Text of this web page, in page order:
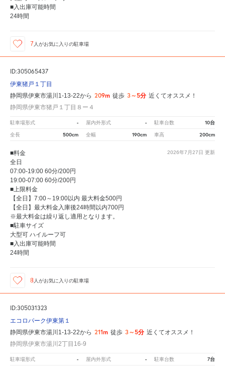
■入出庫可能時間
24時間
7 人がお気に入りの駐車場
ID:305065437
伊東猪戸１丁目
静岡県伊東市湯川1-13-22から 209m 徒歩 3～5分 近くてオススメ！
静岡県伊東市猪戸１丁目８ー４
駐車場形式 - 屋内外形式 - 駐車台数 10台
全長 500cm 全幅 190cm 車高 200cm
2026年7月27日 更新
■料金
全日
07:00-19:00 60分/200円
19:00-07:00 60分/200円
■上限料金
【全日】7:00～19:00以内 最大料金500円
【全日】最大料金入庫後24時間以内700円
※最大料金は繰り返し適用となります。
■駐車サイズ
大型可 ハイルーフ可
■入出庫可能時間
24時間
8 人がお気に入りの駐車場
ID:305031323
エコロパーク伊東第１
静岡県伊東市湯川1-13-22から 211m 徒歩 3～5分 近くてオススメ！
静岡県伊東市湯川2丁目16-9
駐車場形式 - 屋内外形式 - 駐車台数 7台